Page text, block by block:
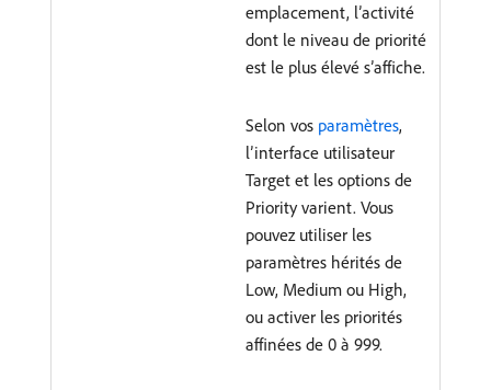
emplacement, l’activité
dont le niveau de priorité
est le plus élevé s’affiche.
Selon vos paramètres,
l’interface utilisateur
Target et les options de
Priority varient. Vous
pouvez utiliser les
paramètres hérités de
Low, Medium ou High,
ou activer les priorités
affinées de 0 à 999.